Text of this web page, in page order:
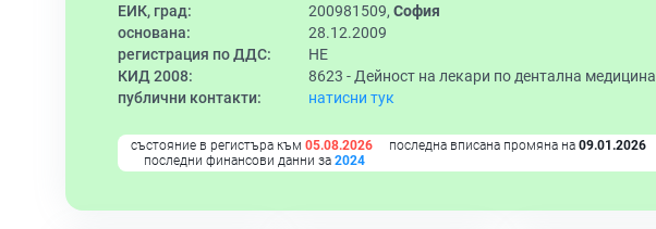
ЕИК, град: 200981509, София
основана:
28.12.2009
регистрация по ДДС:
НЕ
КИД 2008:
8623 - Дейност на лекари по дентална медицина
публични контакти:
натисни тук
състояние в регистъра към 05.08.2026 последна вписана промяна на 09.01.2026
последни финансови данни за 2024